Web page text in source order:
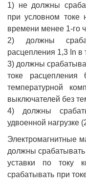
1) не должны
при условном токе
времени менее 1-го
2) должны
расцепления 1,3 In в
3) должны
токе
температурной
выключателей без
4) должны
удвоенной нагрузке
Электромагнитные
должны
уставки по току
срабатывать при